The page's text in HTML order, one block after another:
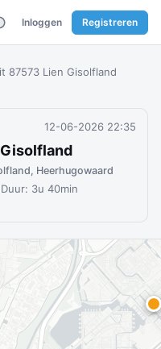
Inloggen Registreren
87573 Lien Gisolfland
12-06-2026 22:35
Heerhugowaard
Duur: 3u 40min